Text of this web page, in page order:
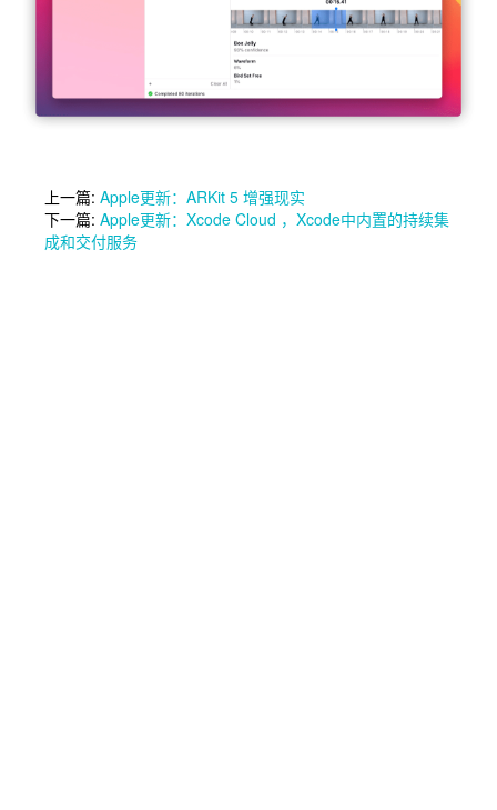
上一篇: Apple更新：ARKit 5 增强现实
下一篇: Apple更新：Xcode Cloud ，Xcode中内置的持续集
成和交付服务